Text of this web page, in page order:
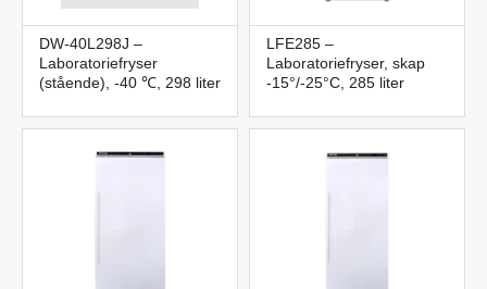
DW-40L298J –
Laboratoriefryser
(stående), -40 ℃, 298 liter
LFE285 –
Laboratoriefryser, skap
-15°/-25°C, 285 liter